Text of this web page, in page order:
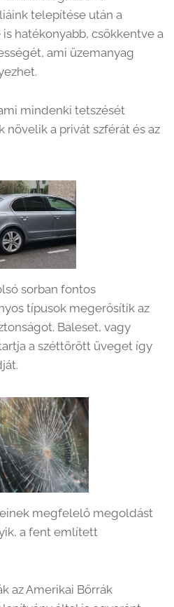
telepítése után a
hatékonyabb, csökkentve a
ami üzemanyag
mindenki tetszését
a privát szférát és az
sorban fontos
típusok megerősítik az
Baleset, vagy
a széttörött üveget így
megfelelő megoldást
a fent említett
az Amerikai Bőrrák